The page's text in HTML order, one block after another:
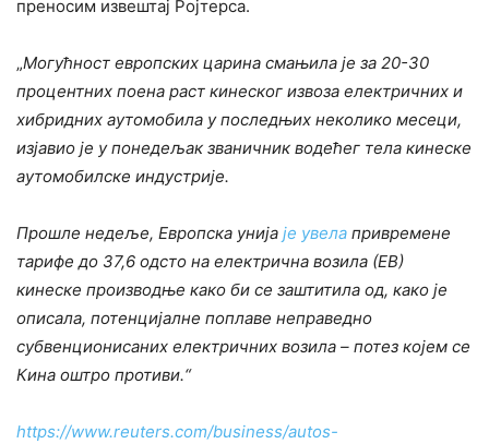
преносим извештај Ројтерса.
„Могућност европских царина смањила је за 20-30
процентних поена раст кинеског извоза електричних и
хибридних аутомобила у последњих неколико месеци,
изјавио је у понедељак званичник водећег тела кинеске
аутомобилске индустрије.
Прошле недеље, Европска унија је увела привремене
тарифе до 37,6 одсто на електрична возила (ЕВ)
кинеске производње како би се заштитила од, како је
описала, потенцијалне поплаве неправедно
субвенционисаних електричних возила – потез којем се
Кина оштро противи.“
https://www.reuters.com/business/autos-